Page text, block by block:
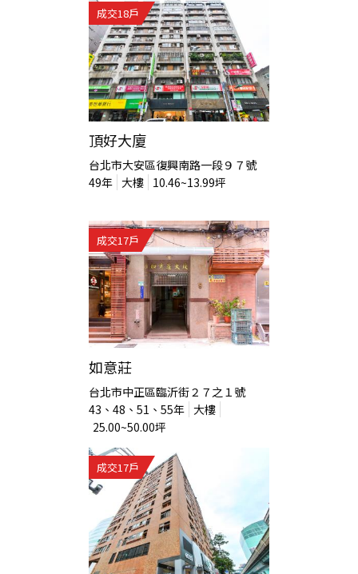
成交18戶
頂好大廈
台北市大安區復興南路一段９７號
49年 大樓 10.46~13.99坪
成交17戶
如意莊
台北市中正區臨沂街２７之１號
43、48、51、55年 大樓
25.00~50.00坪
成交17戶